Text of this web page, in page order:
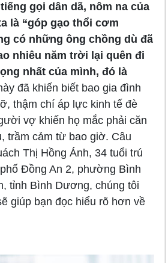
gọi dân dã, nôm na của
là “góp gạo thổi cơm
có những ông chồng dù đã
nhiêu năm trời lại quên đi
nhất của mình, đó là
đã khiến biết bao gia đình
thậm chí áp lực kinh tế đè
vợ khiến họ mắc phải căn
trầm cảm từ bao giờ. Câu
Thị Hồng Ánh, 34 tuổi trú
Đồng An 2, phường Bình
tỉnh Bình Dương, chúng tôi
giúp bạn đọc hiểu rõ hơn về